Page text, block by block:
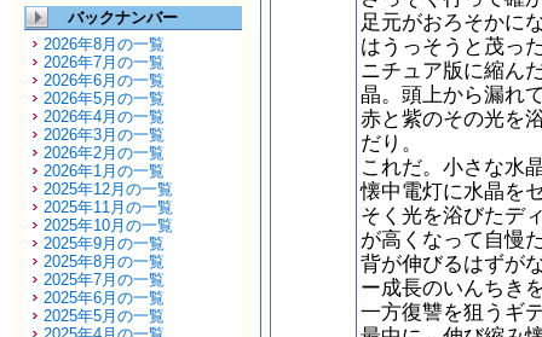
バックナンバー
2026年8月の一覧
2026年7月の一覧
2026年6月の一覧
2026年5月の一覧
2026年4月の一覧
2026年3月の一覧
2026年2月の一覧
2026年1月の一覧
2025年12月の一覧
2025年11月の一覧
2025年10月の一覧
2025年9月の一覧
2025年8月の一覧
2025年7月の一覧
2025年6月の一覧
2025年5月の一覧
足元がおろそかに
はうっそうと茂っ
ニチュア版に縮ん
晶。頭上から漏れ
赤と紫のその光を
だり。
これだ。小さな水
懐中電灯に水晶を
そく光を浴びたデ
が高くなって自慢
背が伸びるはずが
ー成長のいんちき
一方復讐を狙うギ